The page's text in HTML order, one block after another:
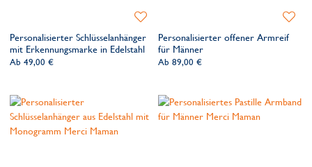
Personalisierter Schlüsselanhänger
mit Erkennungsmarke in Edelstahl
Ab 49,00 €
Zur
hinzufügenPersonalisierter offener Armreif
für Männer
Ab 89,00 €
Zur